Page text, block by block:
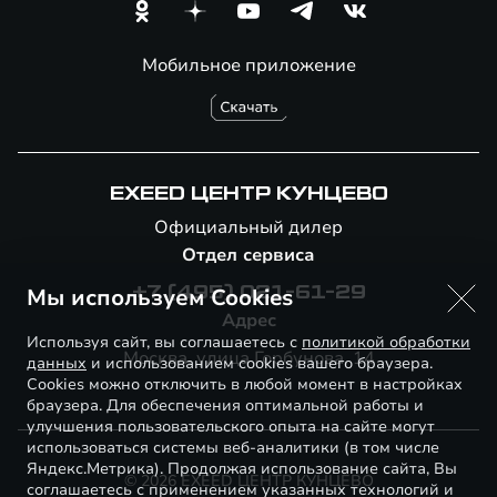
Мобильное приложение
EXEED ЦЕНТР КУНЦЕВО
Официальный дилер
Отдел сервиса
+7 (495) 021-61-29
Адрес
Москва, улица Горбунова, 14
© 2026 EXEED ЦЕНТР КУНЦЕВО
Мы используем Cookies
Используя сайт, вы соглашаетесь с политикой обработки
данных и использованием cookies вашего браузера.
Cookies можно отключить в любой момент в настройках
браузера. Для обеспечения оптимальной работы и
улучшения пользовательского опыта на сайте могут
использоваться системы веб-аналитики (в том числе
Яндекс.Метрика). Продолжая использование сайта, Вы
соглашаетесь с применением указанных технологий и